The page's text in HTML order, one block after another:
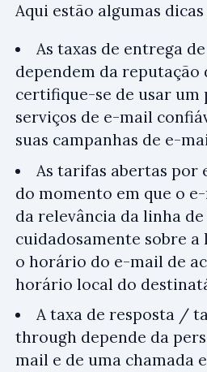
Aqui estão algumas
As taxas de entrega
dependem da reputação
certifique-se de usar um
serviços de e-mail
suas campanhas de e-
As tarifas abertas por
do momento em que o
da relevância da linha de
cuidadosamente sobre a
o horário do e-mail de
horário local do
A taxa de resposta /
through depende da
mail e de uma chamada